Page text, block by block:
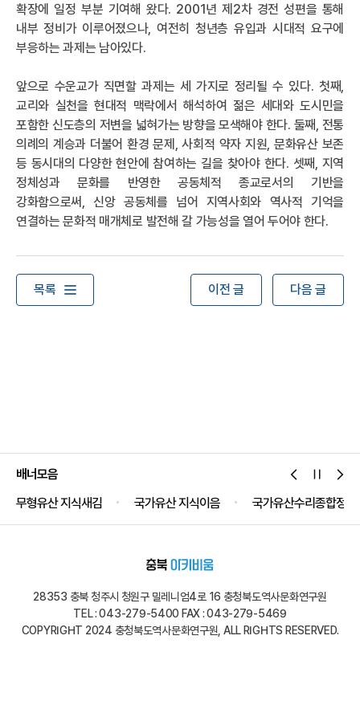
확장에 일정 부분 기여해 왔다. 2001년 제2차 경전 성편을 통해
내부 정비가 이루어졌으나, 여전히 청년층 유입과 시대적 요구에
부응하는 과제는 남아있다.
앞으로 수운교가 직면할 과제는 세 가지로 정리될 수 있다. 첫째,
교리와 실천을 현대적 맥락에서 해석하여 젊은 세대와 도시민을
포함한 신도층의 저변을 넓혀가는 방향을 모색해야 한다. 둘째, 전통
의례의 계승과 더불어 환경 문제, 사회적 약자 지원, 문화유산 보존
등 동시대의 다양한 현안에 참여하는 길을 찾아야 한다. 셋째, 지역
정체성과 문화를 반영한 공동체적 종교로서의 기반을
강화함으로써, 신앙 공동체를 넘어 지역사회와 역사적 기억을
연결하는 문화적 매개체로 발전해 갈 가능성을 열어 두어야 한다.
목록 이전 글 다음 글
배너모음
국가유산 지식이음
국가유산수리종합정보시스템 국가유산공
28353 충북 청주시 청원구 밀레니엄4로 16 충청북도역사문화연구원
TEL : 043-279-5400 FAX : 043-279-5469
COPYRIGHT 2024 충청북도역사문화연구원, ALL RIGHTS RESERVED.